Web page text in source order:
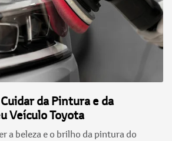
da Pintura e da
Veículo Toyota
a beleza e o brilho da pintura do